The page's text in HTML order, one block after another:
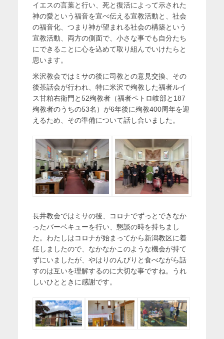
イエスの言葉と行い、死と復活によって示された
神の愛という福音を宣べ伝える宣教活動と、社会
の福音化、つまり神が望まれる社会の構築という
宣教活動、両方の側面で、小さな事でも自分たち
にできることに心を込めて取り組んでいけたらと
思います。
米沢教会ではミサの後に司教との意見交換、その
後茶話会が行われ、特に米沢で殉教した福者ルイ
ス甘粕右衛門と52殉教者（福者ペトロ岐部と187
殉教者のうちの53名）が6年後に殉教400周年を迎
えるため、その準備について話し合いました。
長井教会ではミサの後、コロナでずっとできなか
ったバーベキューを行い、懇談の時を持ちまし
た。わたしはコロナが始まってから新潟教区に着
任しましたので、なかなかこのような機会が持て
ずにいましたが、やはりのんびりと食べながら話
すのは互いを理解するのに大切な事ですね。うれ
しいひとときに感謝です。